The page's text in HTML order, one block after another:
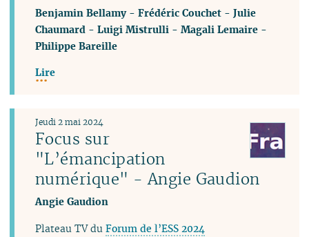
Benjamin Bellamy-Frédéric Couchet -Julie
Chaumard -Luigi Mistrulli -Magali Lemaire -
Philippe Bareille
Lire
Focus sur
"L’émancipation
numérique" - Angie Gaudion
Jeudi 2 mai 2024
Angie Gaudion
Plateau TV duForum de l’ESS 2024